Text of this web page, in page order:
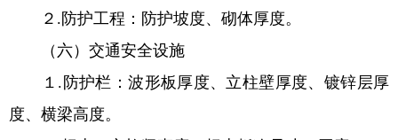
２.防护工程：防护坡度、砌体厚度。
（六）交通安全设施
１.防护栏：波形板厚度、立柱壁厚度、镀锌层厚
度、横梁高度。